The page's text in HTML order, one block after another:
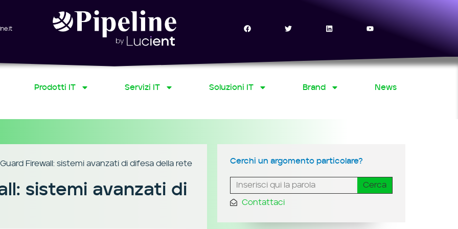
Prodotti IT Servizi IT Soluzioni IT Brand News
Firewall: sistemi avanzati di difesa della rete
sistemi avanzati di
Cerchi un argomento particolare?
Cerca
Contattaci